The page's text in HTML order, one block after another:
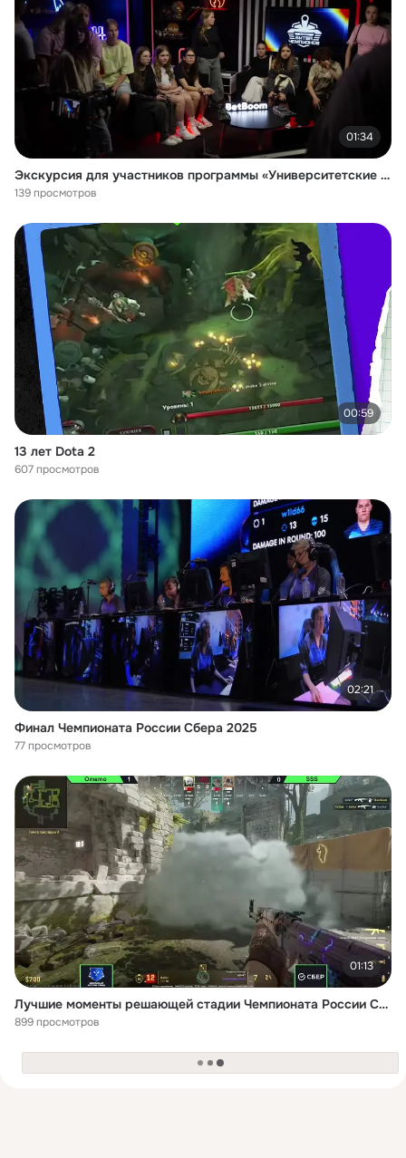
01:34
Экскурсия для участников программы «Университетские смены» от «Движения Первых»
139 просмотров
00:59
13 лет Dota 2
607 просмотров
02:21
Финал Чемпионата России Сбера 2025
77 просмотров
01:13
Лучшие моменты решающей стадии Чемпионата России Сбера по CS2
899 просмотров
загрузка